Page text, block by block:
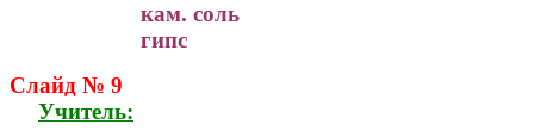
кам. соль
гипс
Слайд № 9
Учитель: